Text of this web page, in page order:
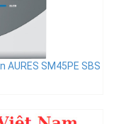
SM45PE SBS